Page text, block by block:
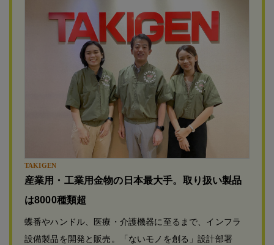
TAKIGEN
産業用・工業用金物の日本最大手。取り扱い製品
は8000種類超
蝶番やハンドル、医療・介護機器に至るまで、インフラ
設備製品を開発と販売。「ないモノを創る」設計部署